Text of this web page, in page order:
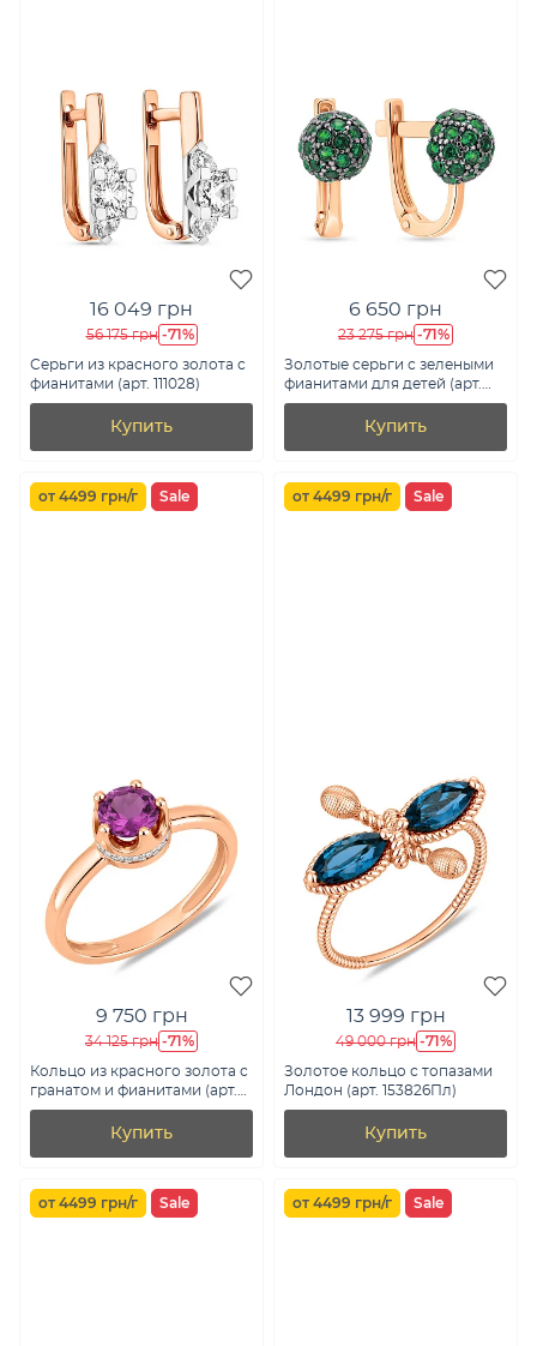
16 049 грн
56 175 грн -71%
Серьги из красного золота с
фианитами (арт. 111028)
Купить
6 650 грн
23 275 грн -71%
Золотые серьги с зелеными
фианитами для детей (арт.
110264з)
Купить
от 4499 грн/г Sale
9 750 грн
34 125 грн -71%
Кольцо из красного золота с
гранатом и фианитами (арт.
141090Пгр)
Купить
от 4499 грн/г Sale
13 999 грн
49 000 грн -71%
Золотое кольцо с топазами
Лондон (арт. 153826Пл)
Купить
от 4499 грн/г Sale от 4499 грн/г Sale